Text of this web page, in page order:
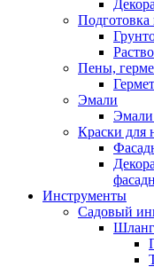
Подготовка
Пены,
Эмали
Эмали
Краски для
Инструменты
Садовый